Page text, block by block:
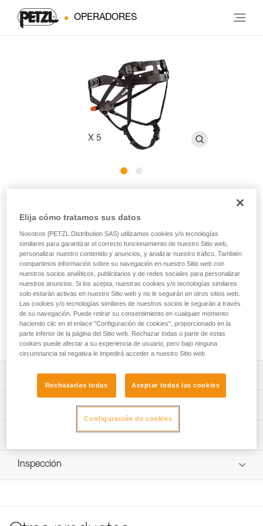
OPERADORES
®
Contorno de cabeza para los cascos PANGA (pack de 5)
Contorno de cabeza de recambio para los cascos PANGA
que permite optimizar la vida útil del casco. El sistema
FLIP&FIT permite una posición baja del contorno de cabeza
y una excelente sujeción en la cabeza, facilitando el ajuste
por parte del guía o el usuario. La gestión del material es
más fácil gracias a su talla única que se puede ajustar para
las cabezas pequeñas. El contorno de cabeza es plegable
para protegerlo durante el transporte y el almacenamiento.
Descripción
Contorno de cabeza fácil de utilizar diseñado para los
- Sistema FLIP&FIT que permite asegurar una posición
baja del contorno de cabeza y una excelente sujeción del
de cabeza fácil de ajustar, ya sea por el guía o el usuario.
- Talla única para facilitar la gestión del material. Una
regulación lateral permite reducir el tamaño del contorno
cabezas pequeñas.
Excelente durabilidad para un mantenimiento más fácil:
Características técnicas
Materiales: cintas: poliéster y poliamida
Peso unitario: 95 g
Certificaciones: CE
Información técnica
Descargar el pdf technical-notice-tour de tête PANGA 1
Inspección
Elija cómo tratamos sus datos
Nosotros [PETZL Distribution SAS) utilizamos cookies y/o tecnologías
similares para garantizar el correcto funcionamiento de nuestro Sitio web,
personalizar nuestro contenido y anuncios, y analizar nuestro tráfico. También
compartimos información sobre su navegación en nuestro Sitio web con
nuestros socios analíticos, publicitarios y de redes sociales para personalizar
nuestros anuncios. Si los acepta, nuestras cookies y/o tecnologías similares
solo estarán activas en nuestro Sitio web y no le seguirán en otros sitios web.
Las cookies y/o tecnologías similares de nuestros socios le seguirán a través
de su navegación. Puede retirar su consentimiento en cualquier momento
haciendo clic en el enlace "Configuración de cookies", proporcionado en la
parte inferior de la página del Sitio web. Rechazar todas o parte de estas
cookies puede afectar a su experiencia de usuario, pero bajo ninguna
circunstancia tal negativa le impedirá acceder a nuestro Sitio web.
Rechazarlas todas Aceptar todas las cookies
Configuración de cookies